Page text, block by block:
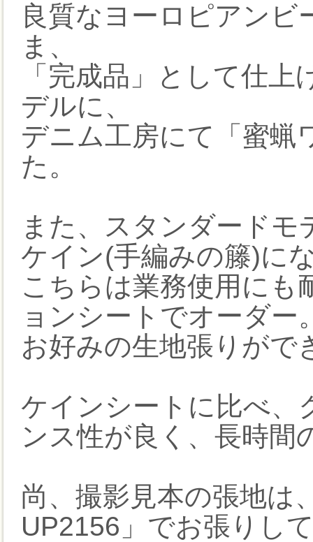
良質なヨーロピアンビ
ま、
「完成品」として仕
デルに、
デニム工房にて「蜜蝋
た。
また、スタンダード
ケイン(手編みの籐)に
こちらは業務使用にも
ョンシートでオーダー
お好みの生地張りがで
ケインシートに比べ、
ンス性が良く、長時間
尚、撮影見本の張地
UP2156」でお張りし